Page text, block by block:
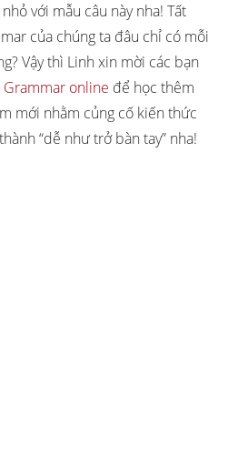
với mẫu câu này nha! Tất
của chúng ta đâu chỉ có mỗi
Vậy thì Linh xin mời các bạn
Grammar online để học thêm
mới nhằm củng cố kiến thức
“dễ như trở bàn tay” nha!